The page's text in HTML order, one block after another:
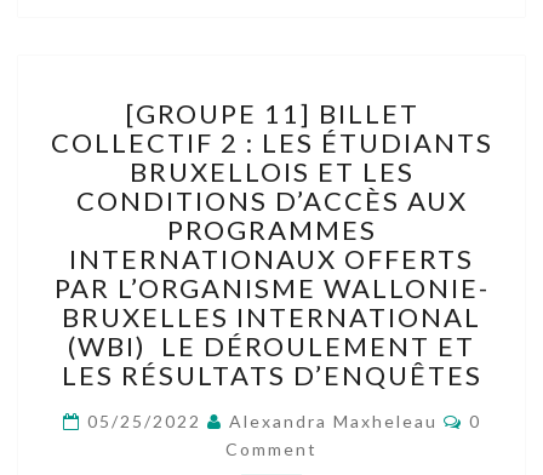
11]
BILLET
COLLECTIF
2
:
LES
ÉTUDIANTS
BRUXELLOIS
ET
LES
CONDITIONS
AUX
PROGRAMMES
[GROUPE 11] BILLET
COLLECTIF 2 : LES ÉTUDIANTS
BRUXELLOIS ET LES
CONDITIONS D’ACCÈS AUX
PROGRAMMES
INTERNATIONAUX OFFERTS
PAR L’ORGANISME WALLONIE-
BRUXELLES INTERNATIONAL
(WBI) LE DÉROULEMENT ET
LES RÉSULTATS D’ENQUÊTES
05/25/2022 Alexandra Maxheleau
0
Comment